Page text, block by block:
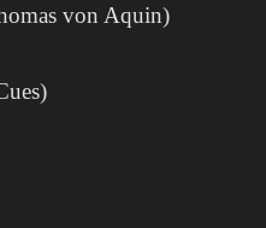
von Aquin)